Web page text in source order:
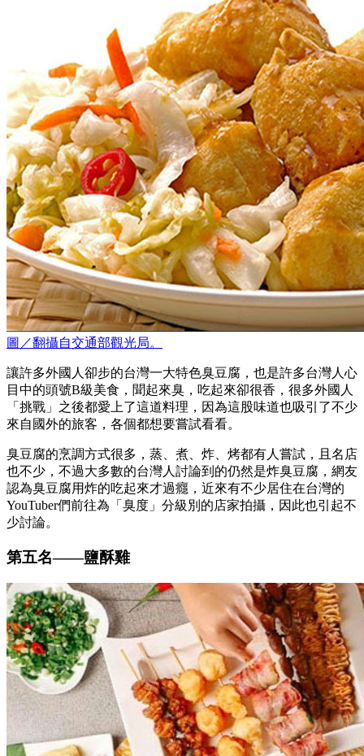
圖／翻攝自交通部觀光局。
讓許多外國人卻步的台灣一大特色臭豆腐，也是許多台灣人心
目中的頭號B級美食，聞起來臭，吃起來卻很香，很多外國人
「挑戰」之後都愛上了這道料理，因為這股味道也吸引了不少
來自國外的旅客，各個都想要嘗試看看。
臭豆腐的烹調方式很多，蒸、煮、炸、烤都有人嘗試，且名店
也不少，不過大多數的台灣人討論到的仍然是炸臭豆腐，網友
認為臭豆腐用炸的吃起來才過癮，近來有不少居住在台灣的
YouTuber們前往為「臭度」分級別的店家拍攝，因此也引起不
少討論。
第五名——鹽酥雞